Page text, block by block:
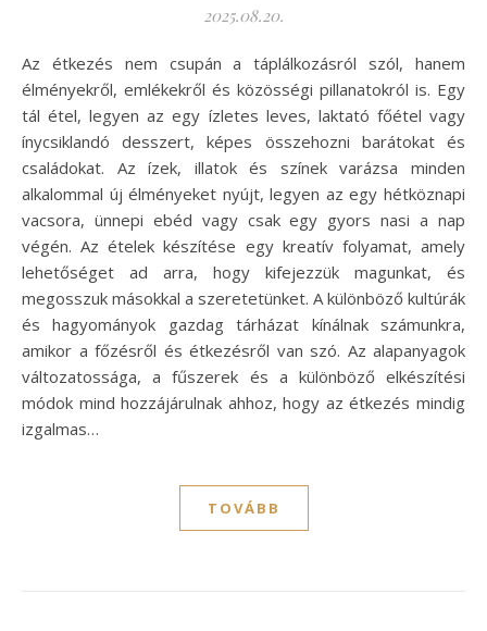
2025.08.20.
Az étkezés nem csupán a táplálkozásról szól, hanem
élményekről, emlékekről és közösségi pillanatokról is. Egy
tál étel, legyen az egy ízletes leves, laktató főétel vagy
ínycsiklandó desszert, képes összehozni barátokat és
családokat. Az ízek, illatok és színek varázsa minden
alkalommal új élményeket nyújt, legyen az egy hétköznapi
vacsora, ünnepi ebéd vagy csak egy gyors nasi a nap
végén. Az ételek készítése egy kreatív folyamat, amely
lehetőséget ad arra, hogy kifejezzük magunkat, és
megosszuk másokkal a szeretetünket. A különböző kultúrák
és hagyományok gazdag tárházat kínálnak számunkra,
amikor a főzésről és étkezésről van szó. Az alapanyagok
változatossága, a fűszerek és a különböző elkészítési
módok mind hozzájárulnak ahhoz, hogy az étkezés mindig
izgalmas…
TOVÁBB